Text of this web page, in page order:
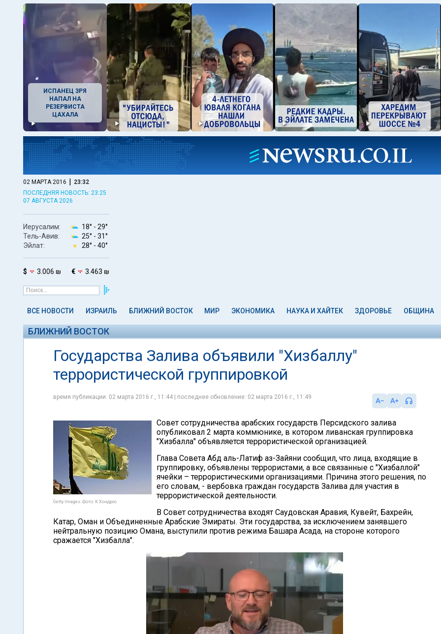
ИСПАНЕЦ ЗРЯ
НАПАЛ НА
РЕЗЕРВИСТА
ЦАХАЛА
02 МАРТА 2016 | 23:32
ПОСЛЕДНЯЯ НОВОСТЬ: 23:25
07 АВГУСТА 2026
Иерусалим: 18° - 29°
Тель-Авив:
25° - 31°
Эйлат:
28° - 40°
$ 3.006 ₪ € 3.463 ₪
ВСЕ НОВОСТИ ИЗРАИЛЬ БЛИЖНИЙ ВОСТОК МИР ЭКОНОМИКА НАУКА И ХАЙТЕК ЗДОРОВЬЕ ОБЩИНА
БЛИЖНИЙ ВОСТОК
Государства Залива объявили "Хизбаллу"
террористической группировкой
время публикации: 02 марта 2016 г., 11:44 | последнее обновление: 02 марта 2016 г., 11:49
Getty Images. Фото: К.Хондрос
Совет сотрудничества арабских государств Персидского залива
опубликовал 2 марта коммюнике, в котором ливанская группировка
"Хизбалла" объявляется террористической организацией.
Глава Совета Абд аль-Латиф аз-Зайяни сообщил, что лица, входящие в
группировку, объявлены террористами, а все связанные с "Хизбаллой"
ячейки – террористическими организациями. Причина этого решения, по
его словам, - вербовка граждан государств Залива для участия в
террористической деятельности.
В Совет сотрудничества входят Саудовская Аравия, Кувейт, Бахрейн,
Катар, Оман и Объединенные Арабские Эмираты. Эти государства, за исключением занявшего
нейтральную позицию Омана, выступили против режима Башара Асада, на стороне которого
сражается "Хизбалла".